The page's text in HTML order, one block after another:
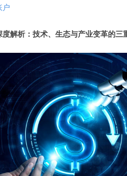
户
解析：技术、生态与产业变革的三